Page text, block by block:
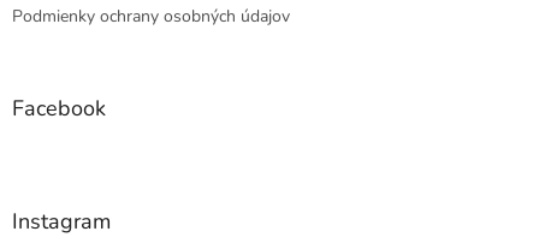
Podmienky ochrany osobných údajov
Facebook
Instagram